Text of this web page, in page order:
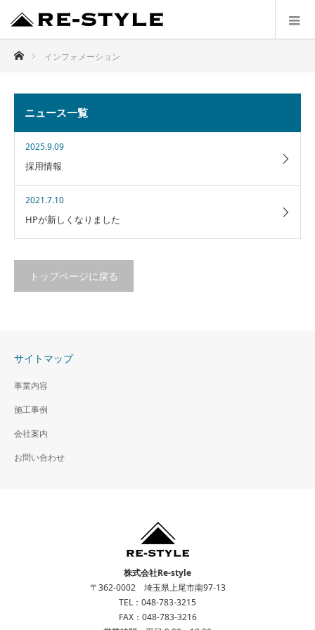
ホーム インフォメーション
ニュース一覧
2025.9.09
採用情報
2021.7.10
HPが新しくなりました
トップページに戻る
サイトマップ
事業内容
施工事例
会社案内
お問い合わせ
株式会社Re-style
〒362-0002 埼玉県上尾市南97-13
TEL：048-783-3215
FAX：048-783-3216